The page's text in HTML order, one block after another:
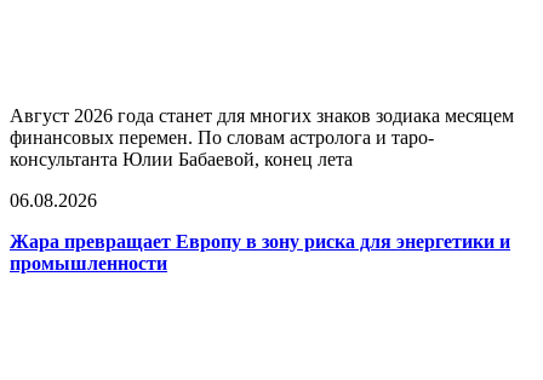
Август 2026 года станет для многих знаков зодиака месяцем
финансовых перемен. По словам астролога и таро-
консультанта Юлии Бабаевой, конец лета
06.08.2026
Жара превращает Европу в зону риска для энергетики и
промышленности